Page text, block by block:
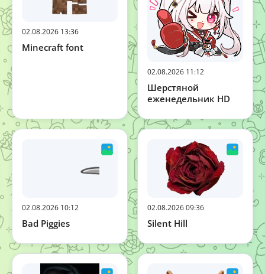
02.08.2026 13:36
Minecraft font
02.08.2026 11:12
Шерстяной
еженедельник HD
02.08.2026 10:12
Bad Piggies
02.08.2026 09:36
Silent Hill